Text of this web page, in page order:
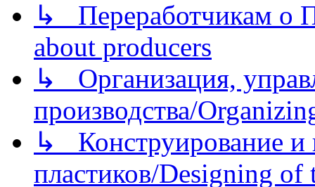
↳ Переработчикам о
about producers
↳ Организация,
производства/
↳ Конструирование и
пластиков/Designing of